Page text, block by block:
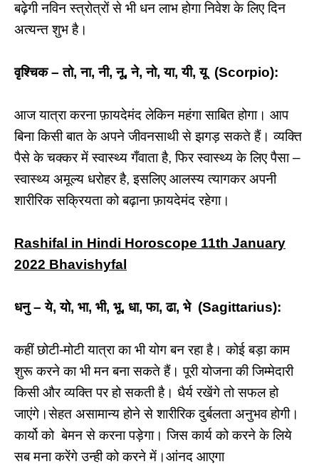
बढ़ेगी नविन स्त्रोत्रों से भी धन लाभ होगा निवेश के लिए दिन
अत्यन्त शुभ है।
वृश्चिक – तो, ना, नी, नू, ने, नो, या, यी, यू (Scorpio):
आज यात्रा करना फ़ायदेमंद लेकिन महंगा साबित होगा। आप
बिना किसी बात के अपने जीवनसाथी से झगड़ सकते हैं। व्यक्ति
पैसे के चक्कर में स्वास्थ्य गँवाता है, फिर स्वास्थ्य के लिए पैसा –
स्वास्थ्य अमूल्य धरोहर है, इसलिए आलस्य त्यागकर अपनी
शारीरिक सक्रियता को बढ़ाना फ़ायदेमंद रहेगा।
Rashifal in Hindi Horoscope 11th January
2022 Bhavishyfal
धनु – ये, यो, भा, भी, भू, धा, फा, ढा, भे (Sagittarius):
कहीं छोटी-मोटी यात्रा का भी योग बन रहा है। कोई बड़ा काम
शुरू करने का भी मन बना सकते हैं। पूरी योजना की जिम्मेदारी
किसी और व्यक्ति पर हो सकती है। धैर्य रखेंगे तो सफल हो
जाएंगे।सेहत असामान्य होने से शारीरिक दुर्बलता अनुभव होगी।
कार्यो को बेमन से करना पड़ेगा। जिस कार्य को करने के लिये
सब मना करेंगे उन्ही को करने में।आंनद आएगा